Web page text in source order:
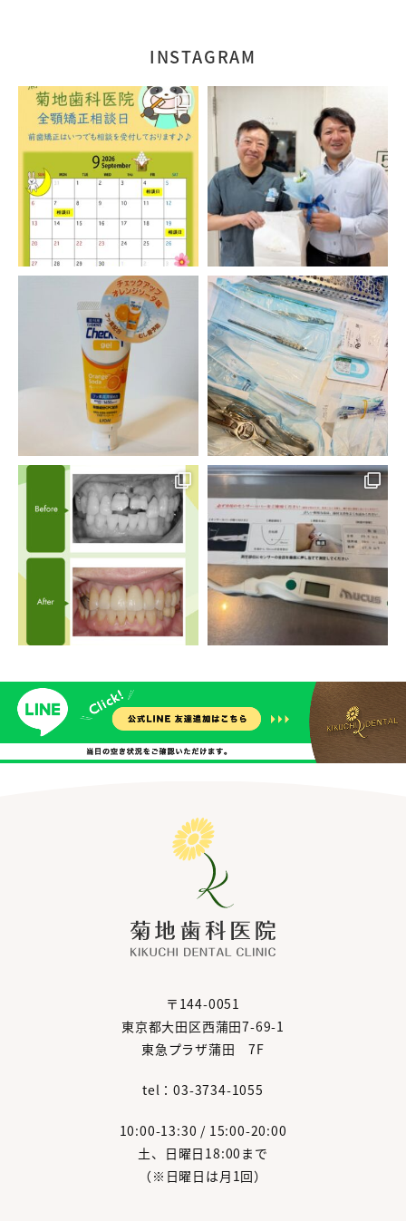
INSTAGRAM
〒144-0051
東京都大田区西蒲田7-69-1
東急プラザ蒲田 7F
tel：03-3734-1055
10:00-13:30 / 15:00-20:00
土、日曜日18:00まで
（※日曜日は月1回）